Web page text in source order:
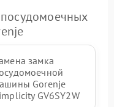
замка
Gorenje
GV6SY2W